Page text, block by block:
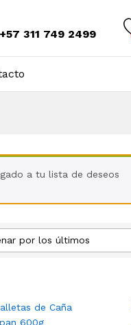
311 749 2499
a tu lista de deseos
por los últimos